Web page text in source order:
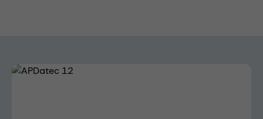
Bildergalerie überspringen